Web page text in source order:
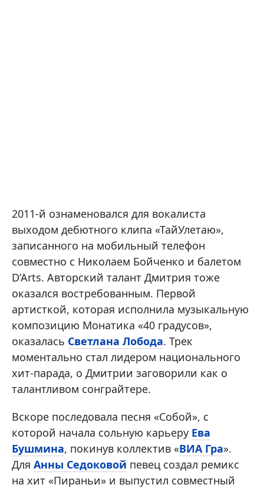
2011-й ознаменовался для вокалиста
выходом дебютного клипа «ТайУлетаю»,
записанного на мобильный телефон
совместно с Николаем Бойченко и балетом
D’Arts. Авторский талант Дмитрия тоже
оказался востребованным. Первой
артисткой, которая исполнила музыкальную
композицию Монатика «40 градусов»,
оказалась Светлана Лобода. Трек
моментально стал лидером национального
хит-парада, о Дмитрии заговорили как о
талантливом сонграйтере.
Вскоре последовала песня «Собой», с
которой начала сольную карьеру Ева
Бушмина, покинув коллектив «ВИА Гра».
Для Анны Седоковой певец создал ремикс
на хит «Пираньи» и выпустил совместный